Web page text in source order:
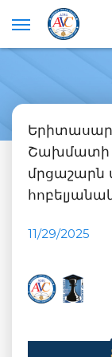
Շախմատի
մրցաշարն
11/29/2025